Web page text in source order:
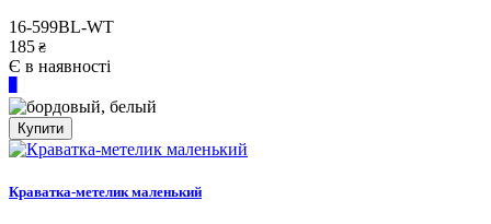
16-599BL-WT
185 ₴
Є в наявності
Купити
Краватка-метелик маленький